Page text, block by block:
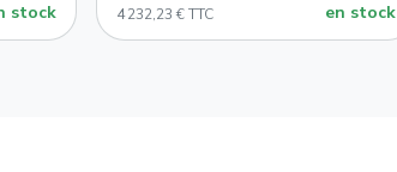
stock 4 232,23 € TTC en stock